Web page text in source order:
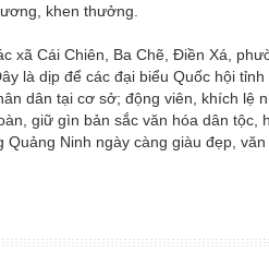
khen thưởng.
xã Cái Chiên, Ba Chẽ, Điền Xá,
là dịp để các đại biểu Quốc hội
dân tại cơ sở; động viên, khích lệ
giữ gìn bản sắc văn hóa dân
Ninh ngày càng giàu đẹp, văn